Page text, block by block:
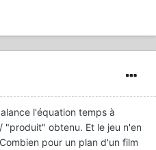
l'équation temps à
"produit" obtenu. Et le jeu n'en
pour un plan d'un film